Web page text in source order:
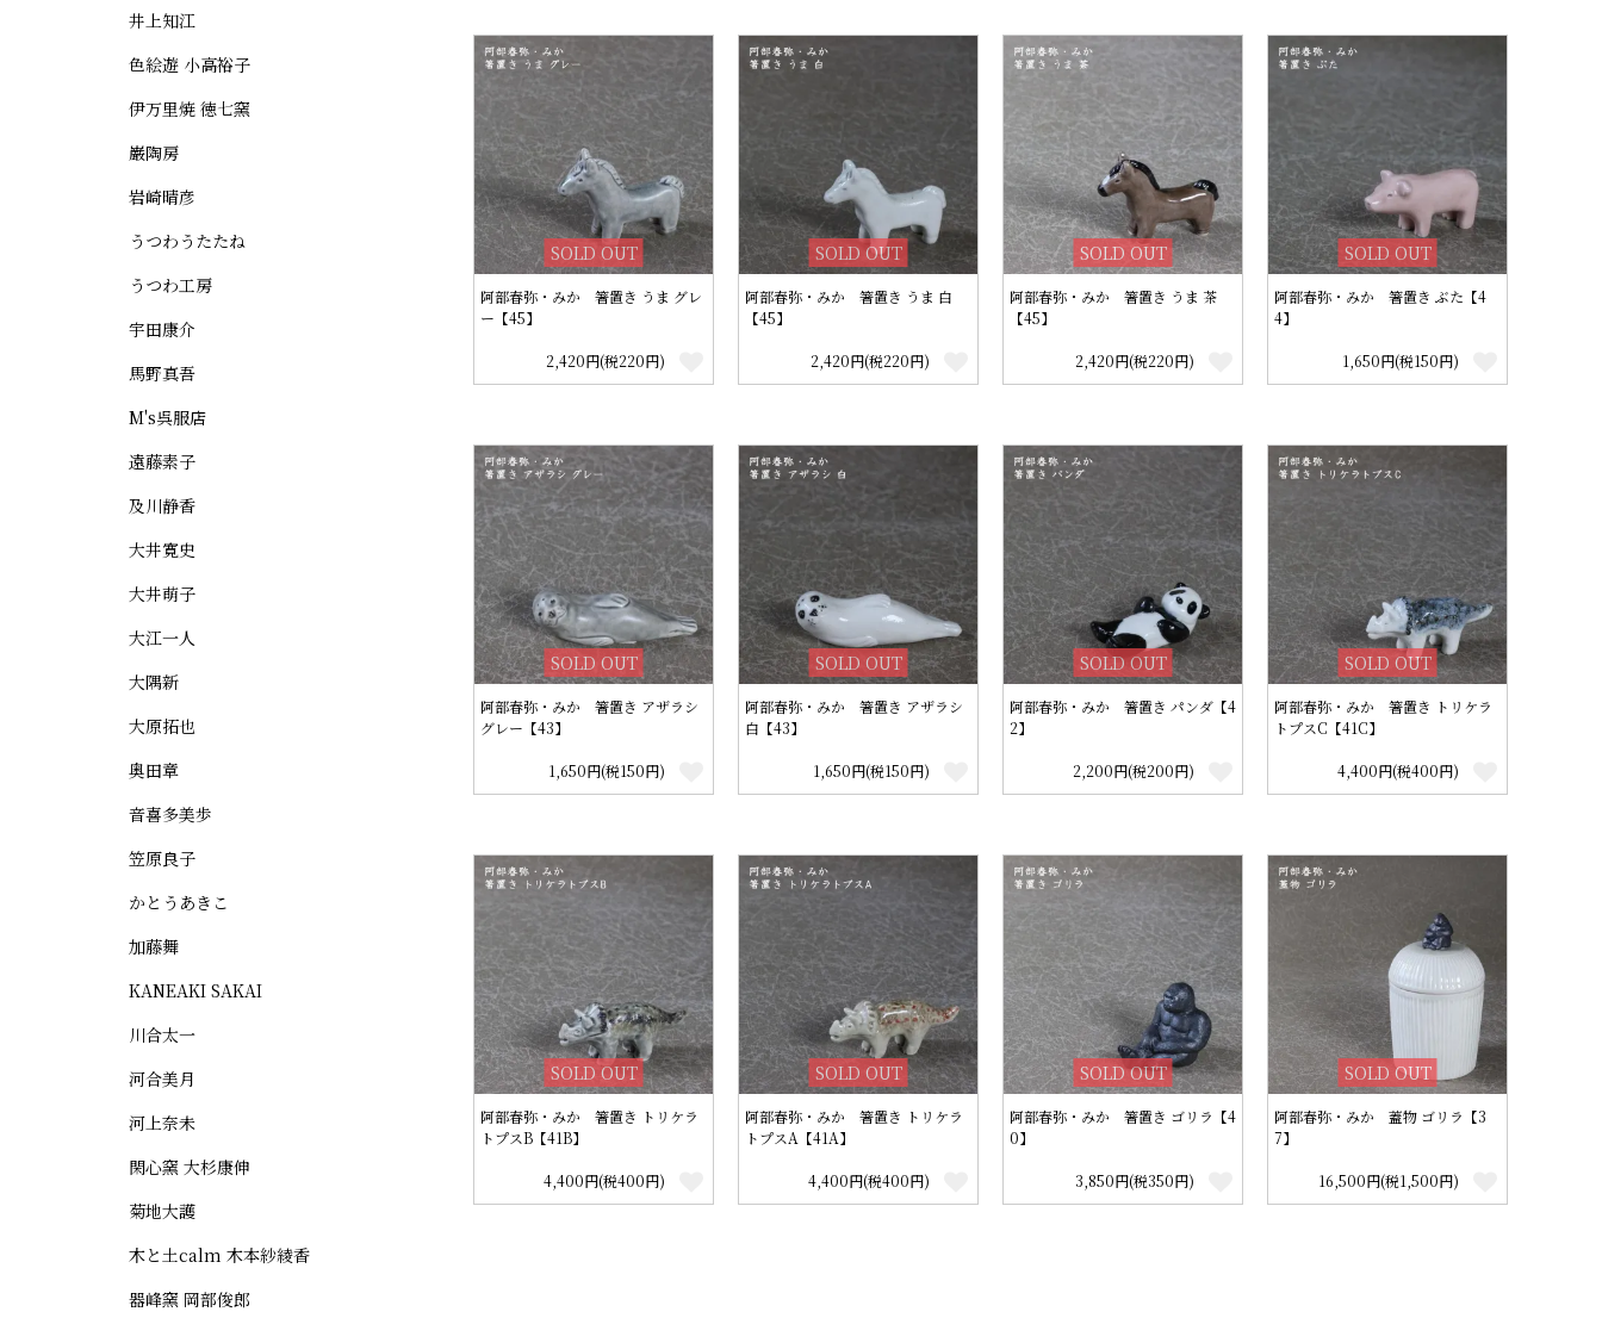
SOLD OUT
阿部春弥・みか 箸置き うま グレ
ー【45】
2,420円(税220円)
SOLD OUT
阿部春弥・みか 箸置き うま 白
【45】
2,420円(税220円)
SOLD OUT
阿部春弥・みか 箸置き うま 茶
【45】
2,420円(税220円)
SOLD OUT
阿部春弥・みか 箸置き ぶた【4
4】
1,650円(税150円)
SOLD OUT
阿部春弥・みか 箸置き アザラシ
グレー【43】
1,650円(税150円)
SOLD OUT
阿部春弥・みか 箸置き アザラシ
白【43】
1,650円(税150円)
SOLD OUT
阿部春弥・みか 箸置き パンダ【4
2】
2,200円(税200円)
SOLD OUT
阿部春弥・みか 箸置き トリケラ
トプスC【41C】
4,400円(税400円)
SOLD OUT
阿部春弥・みか 箸置き トリケラ
トプスB【41B】
4,400円(税400円)
SOLD OUT
阿部春弥・みか 箸置き トリケラ
トプスA【41A】
4,400円(税400円)
SOLD OUT
阿部春弥・みか 箸置き ゴリラ【4
0】
3,850円(税350円)
SOLD OUT
阿部春弥・みか 蓋物 ゴリラ【3
7】
16,500円(税1,500円)
井上知江
色絵遊 小高裕子
伊万里焼 徳七窯
巌陶房
岩崎晴彦
うつわうたたね
うつわ工房
宇田康介
馬野真吾
M's呉服店
遠藤素子
及川静香
大井寛史
大井萌子
大江一人
大隅新
大原拓也
奥田章
音喜多美歩
笠原良子
かとうあきこ
加藤舞
KANEAKI SAKAI
川合太一
河合美月
河上奈未
閑心窯 大杉康伸
菊地大護
木と土calm 木本紗綾香
器峰窯 岡部俊郎